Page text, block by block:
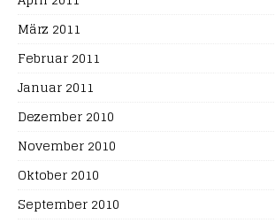
März 2011
Februar 2011
Januar 2011
Dezember 2010
November 2010
Oktober 2010
September 2010